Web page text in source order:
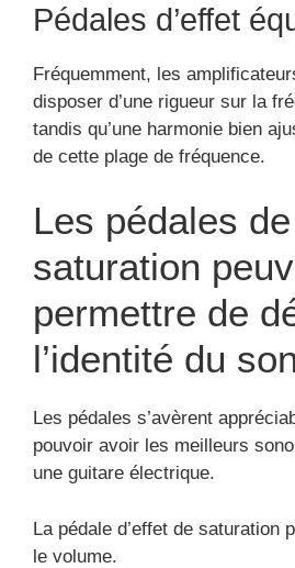
Pédales d’effet
Fréquemment, les
disposer d’une rigueur sur la
tandis qu’une harmonie bien
de cette plage de fréquence.
Les pédales de
saturation
permettre de
l’identité du
Les pédales s’avèrent
pouvoir avoir les meilleurs
une guitare électrique.
La pédale d’effet de saturation
le volume.